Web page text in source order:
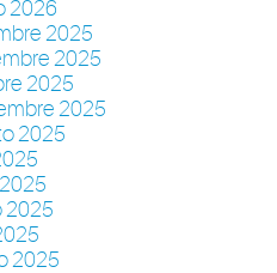
2026
2025
2025
2025
2025
2025
2025
2025